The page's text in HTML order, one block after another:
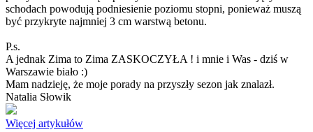
schodach powodują podniesienie poziomu stopni, ponieważ muszą
być przykryte najmniej 3 cm warstwą betonu.
P.s.
A jednak Zima to Zima ZASKOCZYŁA ! i mnie i Was - dziś w
Warszawie biało :)
Mam nadzieję, że moje porady na przyszły sezon jak znalazł.
Natalia Słowik
Więcej artykułów